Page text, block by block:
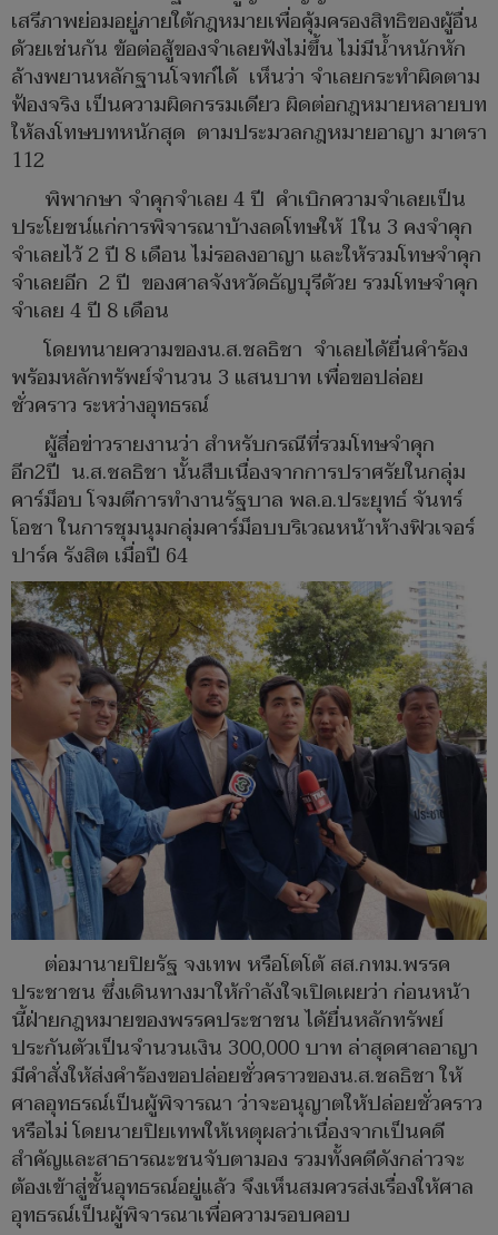
เสรีภาพย่อมอยู่ภายใต้กฎหมายเพื่อคุ้มครองสิทธิของผู้อื่น
ด้วยเช่นกัน ข้อต่อสู้ของจำเลยฟังไม่ขึ้น ไม่มีน้ำหนักหัก
ล้างพยานหลักฐานโจทก์ได้ เห็นว่า จำเลยกระทำผิดตาม
ฟ้องจริง เป็นความผิดกรรมเดียว ผิดต่อกฎหมายหลายบท
ให้ลงโทษบทหนักสุด ตามประมวลกฎหมายอาญา มาตรา
112
พิพากษา จำคุกจำเลย 4 ปี คำเบิกความจำเลยเป็น
ประโยชน์แก่การพิจารณาบ้างลดโทษให้ 1ใน 3 คงจำคุก
จำเลยไว้ 2 ปี 8 เดือน ไม่รอลงอาญา และให้รวมโทษจำคุก
จำเลยอีก 2 ปี ของศาลจังหวัดธัญบุรีด้วย รวมโทษจำคุก
จำเลย 4 ปี 8 เดือน
โดยทนายความของน.ส.ชลธิชา จำเลยได้ยื่นคำร้อง
พร้อมหลักทรัพย์จำนวน 3 แสนบาท เพื่อขอปล่อย
ชั่วคราว ระหว่างอุทธรณ์
ผู้สื่อข่าวรายงานว่า สำหรับกรณีที่รวมโทษจำคุก
อีก2ปี น.ส.ชลธิชา นั้นสืบเนื่องจากการปราศรัยในกลุ่ม
คาร์ม็อบ โจมตีการทำงานรัฐบาล พล.อ.ประยุทธ์ จันทร์
โอชา ในการชุมนุมกลุ่มคาร์ม็อบบริเวณหน้าห้างฟิวเจอร์
ปาร์ค รังสิต เมื่อปี 64
ต่อมานายปิยรัฐ จงเทพ หรือโตโต้ สส.กทม.พรรค
ประชาชน ซึ่งเดินทางมาให้กำลังใจเปิดเผยว่า ก่อนหน้า
นี้ฝ่ายกฎหมายของพรรคประชาชน ได้ยื่นหลักทรัพย์
ประกันตัวเป็นจำนวนเงิน 300,000 บาท ล่าสุดศาลอาญา
มีคำสั่งให้ส่งคำร้องขอปล่อยชั่วคราวของน.ส.ชลธิชา ให้
ศาลอุทธรณ์เป็นผู้พิจารณา ว่าจะอนุญาตให้ปล่อยชั่วคราว
หรือไม่ โดยนายปิยเทพให้เหตุผลว่าเนื่องจากเป็นคดี
สำคัญและสาธารณะชนจับตามอง รวมทั้งคดีดังกล่าวจะ
ต้องเข้าสู่ชั้นอุทธรณ์อยู่แล้ว จึงเห็นสมควรส่งเรื่องให้ศาล
อุทธรณ์เป็นผู้พิจารณาเพื่อความรอบคอบ